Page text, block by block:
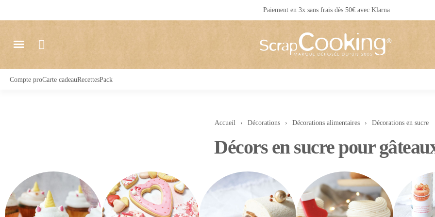
Livraison 24 / 48 h partout en France
Compte proCarte cadeauRecettesPack
Accueil Décorations Décorations alimentaires Décorations en sucre
Décors en sucre pour